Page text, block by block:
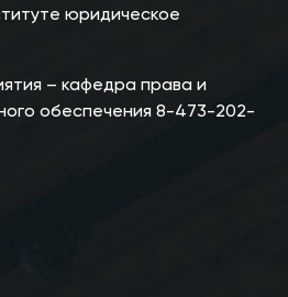
юридическое
– кафедра права и
обеспечения 8-473-202-